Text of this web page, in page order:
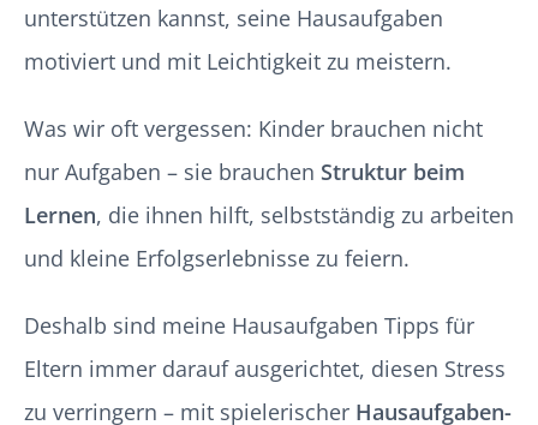
unterstützen kannst, seine Hausaufgaben
motiviert und mit Leichtigkeit zu meistern.
Was wir oft vergessen: Kinder brauchen nicht
nur Aufgaben – sie brauchen Struktur beim
Lernen, die ihnen hilft, selbstständig zu arbeiten
und kleine Erfolgserlebnisse zu feiern.
Deshalb sind meine Hausaufgaben Tipps für
Eltern immer darauf ausgerichtet, diesen Stress
zu verringern – mit spielerischer Hausaufgaben-